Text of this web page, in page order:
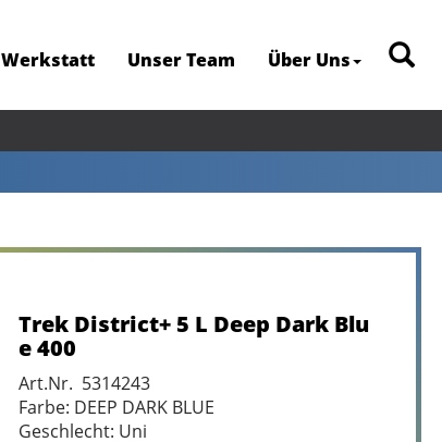
Werkstatt Unser Team Über Uns
Trek District+ 5 L Deep Dark Blu
e 400
Art.Nr. 5314243
Farbe: DEEP DARK BLUE
Geschlecht: Uni